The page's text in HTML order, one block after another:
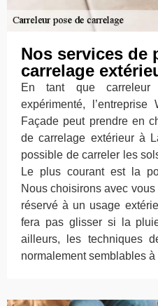
Nos services de
carrelage
En tant que carreleur
expérimenté,
Façade peut prendre en
de carrelage extérieur à
possible de carreler les
Le plus courant est la
Nous choisirons avec
réservé à un usage
fera pas glisser si la
ailleurs, les techniques
normalement semblables à